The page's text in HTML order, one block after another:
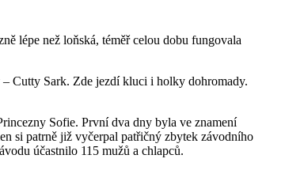
lépe než loňská, téměř celou dobu fungovala
Cutty Sark. Zde jezdí kluci i holky dohromady.
Sofie. První dva dny byla ve znamení
si patrně již vyčerpal patřičný zbytek závodního
účastnilo 115 mužů a chlapců.